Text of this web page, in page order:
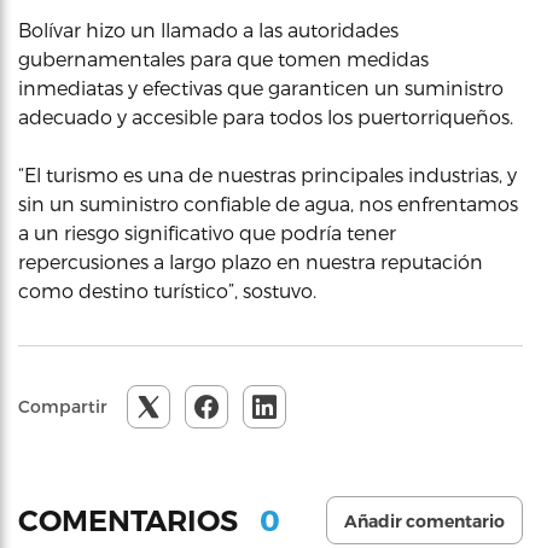
Bolívar hizo un llamado a las autoridades
gubernamentales para que tomen medidas
inmediatas y efectivas que garanticen un suministro
adecuado y accesible para todos los puertorriqueños.
“El turismo es una de nuestras principales industrias, y
sin un suministro confiable de agua, nos enfrentamos
a un riesgo significativo que podría tener
repercusiones a largo plazo en nuestra reputación
como destino turístico”, sostuvo.
Compartir
COMENTARIOS 0 Añadir comentario